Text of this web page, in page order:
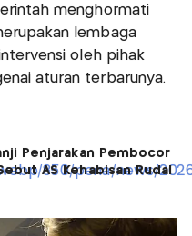
menghormati
lembaga
oleh pihak
aturan terbarunya.
Penjarakan Pembocor
AS Kehabisan Rudal